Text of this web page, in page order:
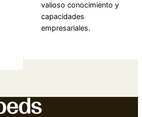
valioso conocimiento y
capacidades
empresariales.